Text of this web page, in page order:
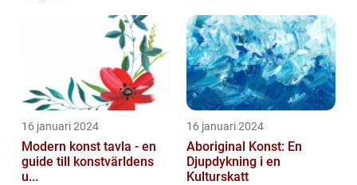
16 januari 2024
Modern konst tavla - en
guide till konstvärldens
u...
16 januari 2024
Aboriginal Konst: En
Djupdykning i en
Kulturskatt